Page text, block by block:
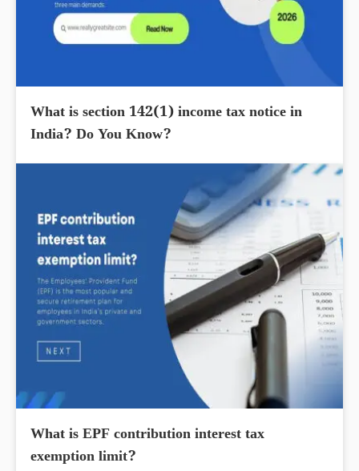
What is section 142(1) income tax notice in
India? Do You Know?
What is EPF contribution interest tax
exemption limit?